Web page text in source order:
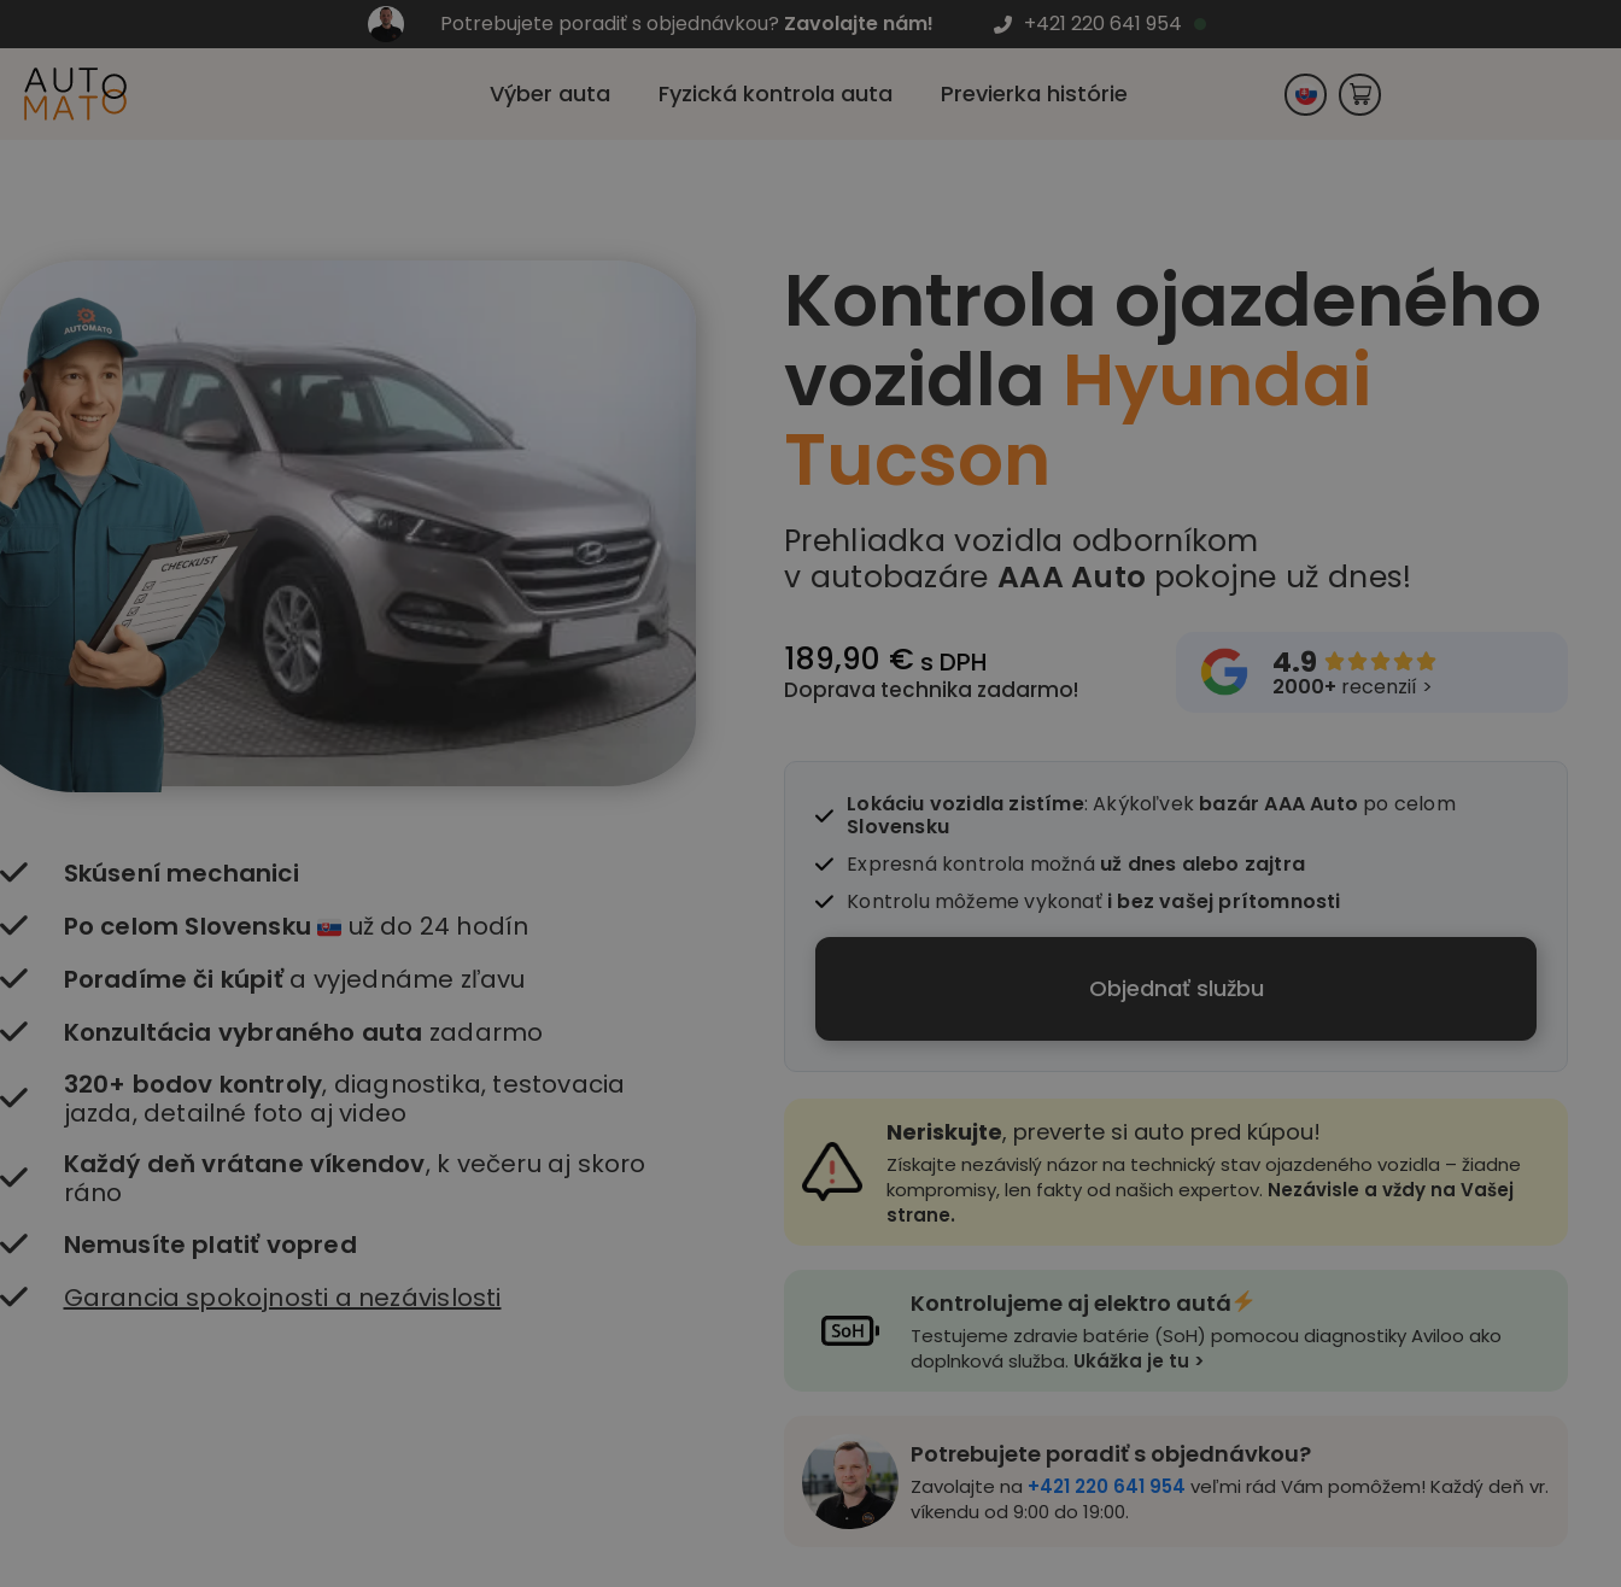
Potrebujete poradiť s objednávkou? Zavolajte nám! +421 220 641 954
Výber auta Fyzická kontrola auta Previerka histórie
Nemecko
Skúsení mechanici
Po celom Slovensku
už do 24 hodín
Poradíme či kúpiťa vyjednáme zľavu
Konzultácia vybraného auta zadarmo
320+ bodov kontroly, diagnostika, testovacia
jazda, detailné foto aj video
Každý deň vrátane víkendov, k večeru aj skoro
ráno
Nemusíte platiť vopred
Garancia spokojnosti a nezávislosti
Kontrola ojazdeného
vozidla Hyundai
Tucson
Prehliadka vozidla odborníkom
v autobazáre AAA Auto pokojne už dnes!
189,90 € s DPH
Doprava technika zadarmo!
4.9 
2000+ recenzií >
Lokáciu vozidla zistíme: Akýkoľvek bazár AAA Auto po celom
Slovensku
Expresná kontrola možná už dnes alebo zajtra
Kontrolu môžeme vykonať i bez vašej prítomnosti
Objednať službu
Neriskujte, preverte si auto pred kúpou!
Získajte nezávislý názor na technický stav ojazdeného vozidla – žiadne
kompromisy, len fakty od našich expertov. Nezávisle a vždy na Vašej
strane.
Kontrolujeme aj elektro autá
Testujeme zdravie batérie (SoH) pomocou diagnostiky Aviloo ako
doplnková služba. Ukážka je tu >
Potrebujete poradiť s objednávkou?
Zavolajte na +421 220 641 954 veľmi rád Vám pomôžem! Každý deň vr.
víkendu od 9:00 do 19:00.